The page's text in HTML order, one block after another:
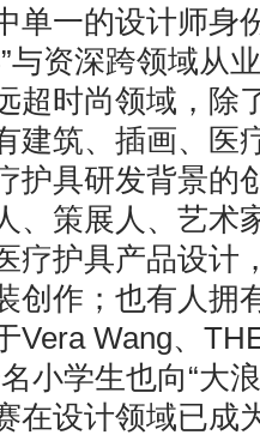
单一的设计师身
与资深跨领域从
超时尚领域，除
建筑、插画、医
护具研发背景的
、策展人、艺术
疗护具产品设计
创作；也有人拥
Vera Wang、
小学生也向“大
在设计领域已成